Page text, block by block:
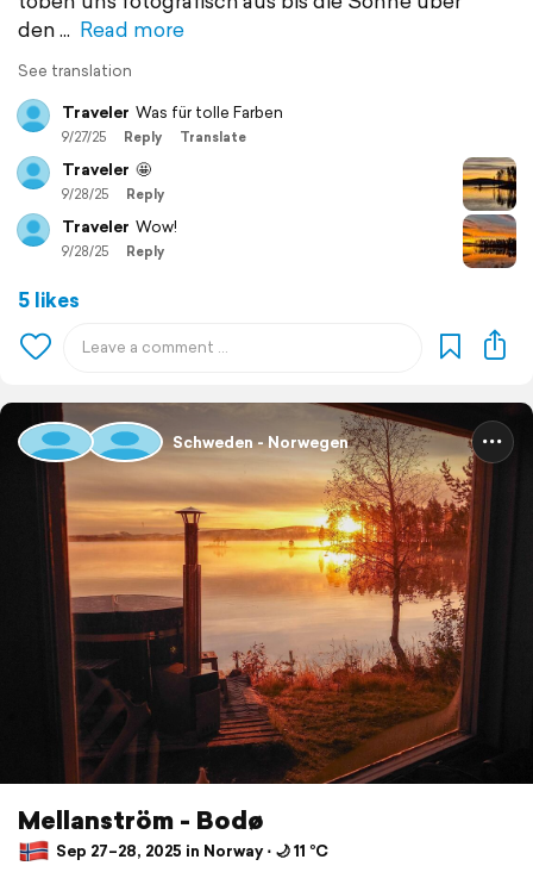
den
Read more
See translation
Traveler Was für tolle Farben
9/27/25 Reply Translate
Traveler 🤩
9/28/25 Reply
Traveler Wow!
9/28/25 Reply
5 likes
Schweden - Norwegen
Mellanström - Bodø
Sep 27–28, 2025 in Norway ⋅ 🌙 11 °C